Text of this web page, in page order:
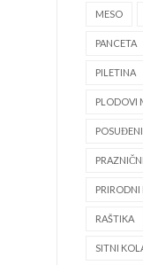
MESO
PANCETA
PILETINA
PLODOVI
PRIRODNI
RAŠTIKA
SITNI